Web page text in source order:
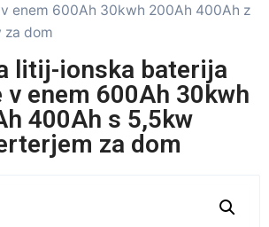
enem 600Ah 30kwh 200Ah 400Ah z
dom
litij-ionska baterija
v enem 600Ah 30kwh
400Ah s 5,5kw
za dom